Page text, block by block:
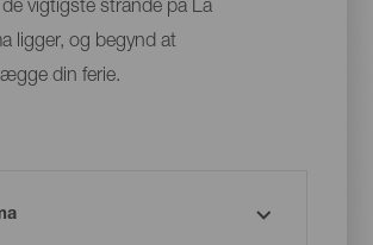
vigtigste strande på La
ligger, og begynd at
din ferie.